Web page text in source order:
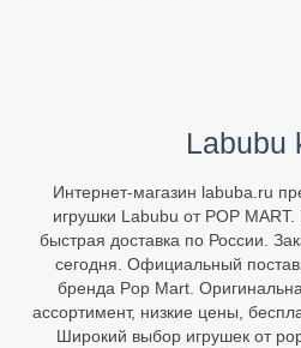
Labubu
Интернет-магазин labuba.ru
игрушки Labubu от POP
быстрая доставка по России.
сегодня. Официальный
бренда Pop Mart.
ассортимент, низкие цены,
Широкий выбор игрушек от